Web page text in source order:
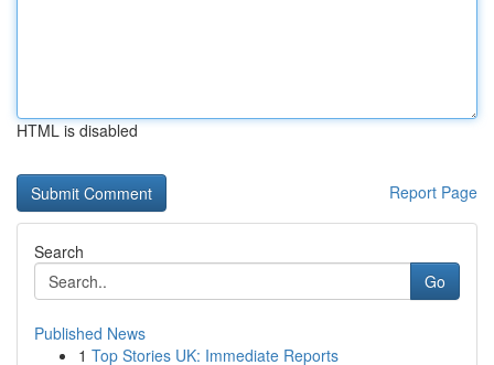
HTML is disabled
Report Page
Search
Go
Published News
1 Top Stories UK: Immediate Reports